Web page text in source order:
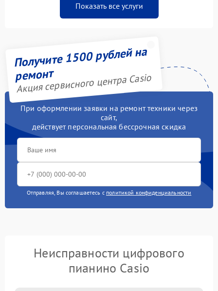
Показать все услуги
Получите 1500 рублей на
ремонт
Акция сервисного центра Casio
При оформлении заявки на ремонт техники через
сайт,
действует персональная бессрочная скидка
Отправляя, Вы соглашаетесь с политикой конфиденциальности
Неисправности цифрового
пианино Casio